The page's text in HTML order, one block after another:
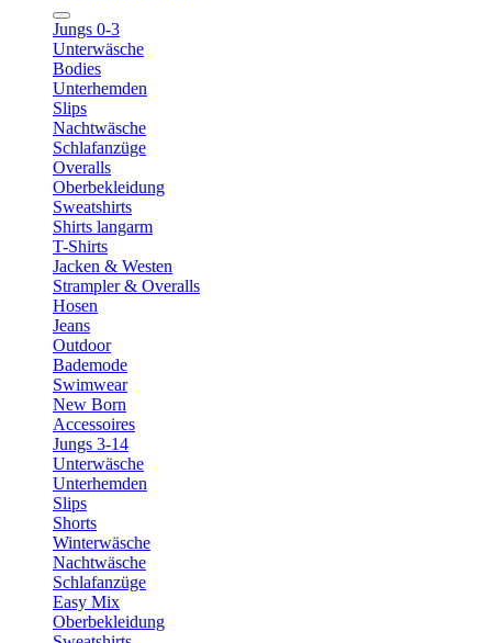
Jungs 0-3
Unterwäsche
Bodies
Unterhemden
Slips
Nachtwäsche
Schlafanzüge
Overalls
Oberbekleidung
Sweatshirts
Shirts langarm
T-Shirts
Jacken & Westen
Strampler & Overalls
Hosen
Jeans
Outdoor
Bademode
Swimwear
New Born
Accessoires
Jungs 3-14
Unterwäsche
Unterhemden
Slips
Shorts
Winterwäsche
Nachtwäsche
Schlafanzüge
Easy Mix
Oberbekleidung